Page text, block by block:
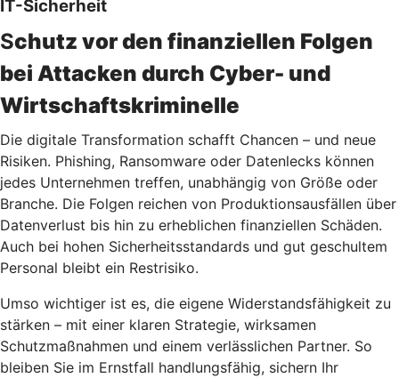
IT-Sicherheit
Schutz vor den finanziellen Folgen
bei Attacken durch Cyber- und
Wirtschaftskriminelle
Die digitale Transformation schafft Chancen – und neue
Risiken. Phishing, Ransomware oder Datenlecks können
jedes Unternehmen treffen, unabhängig von Größe oder
Branche. Die Folgen reichen von Produktionsausfällen über
Datenverlust bis hin zu erheblichen finanziellen Schäden.
Auch bei hohen Sicherheitsstandards und gut geschultem
Personal bleibt ein Restrisiko.
Umso wichtiger ist es, die eigene Widerstandsfähigkeit zu
stärken – mit einer klaren Strategie, wirksamen
Schutzmaßnahmen und einem verlässlichen Partner. So
bleiben Sie im Ernstfall handlungsfähig, sichern Ihr